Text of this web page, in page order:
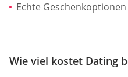
Echte Geschenkoptionen
Wie viel kostet Dating